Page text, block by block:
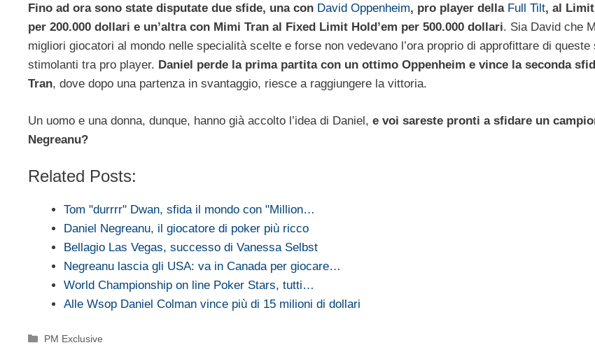
Fino ad ora sono state disputate due sfide, una con David Oppenheim, pro player della Full Tilt, al Limit
per 200.000 dollari e un’altra con Mimi Tran al Fixed Limit Hold’em per 500.000 dollari. Sia David che
migliori giocatori al mondo nelle specialità scelte e forse non vedevano l’ora proprio di approfittare di queste
stimolanti tra pro player. Daniel perde la prima partita con un ottimo Oppenheim e vince la seconda
Tran, dove dopo una partenza in svantaggio, riesce a raggiungere la vittoria.
Un uomo e una donna, dunque, hanno già accolto l’idea di Daniel, e voi sareste pronti a sfidare un
Negreanu?
Related Posts:
Tom "durrrr" Dwan, sfida il mondo con "Million…
Daniel Negreanu, il giocatore di poker più ricco
Bellagio Las Vegas, successo di Vanessa Selbst
Negreanu lascia gli USA: va in Canada per giocare…
World Championship on line Poker Stars, tutti…
Alle Wsop Daniel Colman vince più di 15 milioni di dollari
Categorie
PM Exclusive